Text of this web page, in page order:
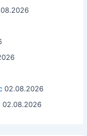
02.08.2026
02.08.2026